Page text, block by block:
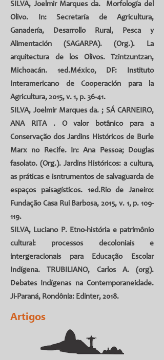
SILVA, Joelmir Marques da.
Morfología del
Olivo. In: Secretaría de Agricultura,
Ganadería, Desarrollo Rural, Pesca y
Alimentación (SAGARPA). (Org.). La
arquitectura de los Olivos. Tzintzuntzan,
Michoacán. 1ed.México, DF: Instituto
Interamericano de Cooperación para la
Agricultura, 2015, v. 1, p. 36-41.
SILVA, Joelmir Marques da. ;SÁ CARNEIRO,
ANA RITA. O valor botânico para a
Conservação dos Jardins Históricos de Burle
Marx no Recife. In: Ana Pessoa; Douglas
fasolato. (Org.). Jardins Históricos: a cultura,
as práticas e isntrumentos de salvaguarda de
espaços paisagísticos. 1ed.Rio de Janeiro:
Fundação Casa Rui Barbosa, 2015, v. 1, p. 109-
119.
SILVA, Luciano P. Etno-história e patrimônio
cultural: processos decoloniais e
intergeracionais para Educação Escolar
Indígena. TRUBILIANO, Carlos A. (org).
Debates Indígenas na Contemporaneidade.
Ji-Paraná, Rondônia: Edinter, 2018.
Artigos